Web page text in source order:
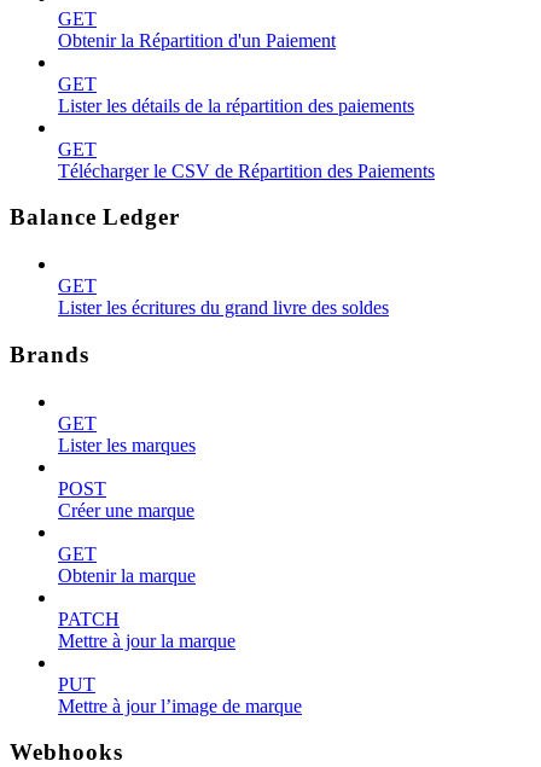
GET
Obtenir la Répartition d'un Paiement
GET
Lister les détails de la répartition des paiements
GET
Télécharger le CSV de Répartition des Paiements
Balance Ledger
GET
Lister les écritures du grand livre des soldes
Brands
GET
Lister les marques
POST
Créer une marque
GET
Obtenir la marque
PATCH
Mettre à jour la marque
PUT
Mettre à jour l’image de marque
Webhooks